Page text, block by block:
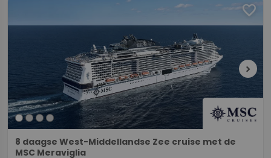
favorite
chevron_right
8 daagse West-Middellandse Zee cruise met de
MSC Meraviglia